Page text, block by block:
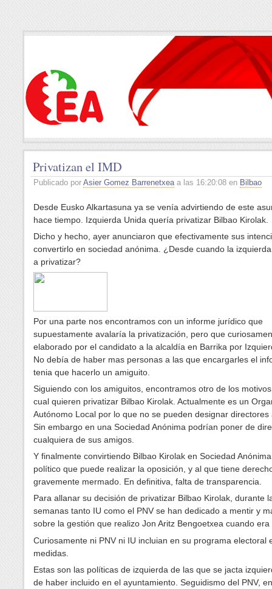
Privatizan el IMD
Publicado por Asier Gomez Barrenetxeaa las 16:20:08 en Bilbao
Desde Eusko Alkartasuna ya se venía advirtiendo de este
hace tiempo. Izquierda Unida quería privatizar Bilbao Kirolak.
Dicho y hecho, ayer anunciaron que efectivamente sus
convertirlo en sociedad anónima. ¿Desde cuando la
a privatizar?
Por una parte nos encontramos con un informe jurídico que
supuestamente avalaría la privatización, pero que
elaborado por el candidato a la alcaldía en Barrika por
No debía de haber mas personas a las que encargarles el
tenia que hacerlo un amiguito.
Siguiendo con los amiguitos, encontramos otro de los
cual quieren privatizar Bilbao Kirolak. Actualmente es un
Autónomo Local por lo que no se pueden designar directores
Sin embargo en una Sociedad Anónima podrían poner de
cualquiera de sus amigos.
Y finalmente convirtiendo Bilbao Kirolak en Sociedad
político que puede realizar la oposición, y al que tiene
gravemente mermado. En definitiva, falta de transparencia.
Para allanar su decisión de privatizar Bilbao Kirolak, durante
semanas tanto IU como el PNV se han dedicado a mentir y
sobre la gestión que realizo Jon Aritz Bengoetxea cuando era
Curiosamente ni PNV ni IU incluian en su programa electoral
medidas.
Estas son las políticas de izquierda de las que se jacta
de haber incluido en el ayuntamiento. Seguidismo del PNV,